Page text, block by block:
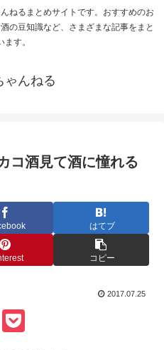
ねるまとめサイトです。おすすめのお
の豆知識など、さまざまな記事をまと
ます。
ゃんねる
コ酒見て酒に憧れる
はてブ
コピー
2017.07.25
E